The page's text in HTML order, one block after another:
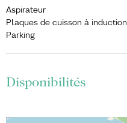
Aspirateur
Plaques de cuisson à induction
Parking
Disponibilités